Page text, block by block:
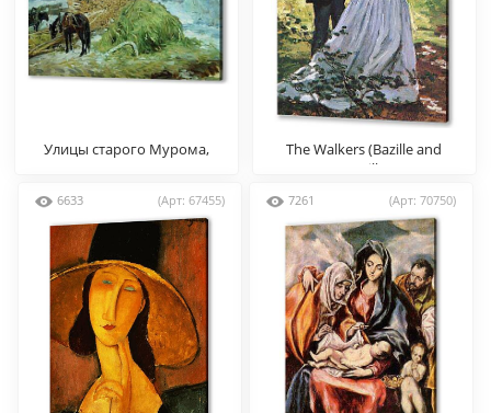
Улицы старого Мурома,
The Walkers (Bazille and
Camille)
6633 (Арт: 67455) 7261 (Арт: 70750)